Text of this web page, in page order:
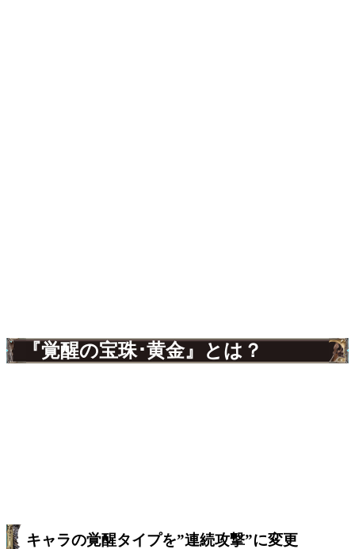
『覚醒の宝珠･黄金』とは？
キャラの覚醒タイプを”連続攻撃”に変更